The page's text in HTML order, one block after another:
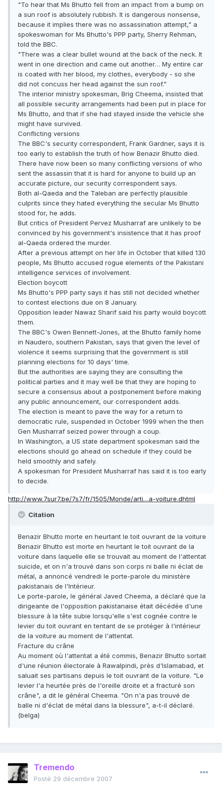
"To hear that Ms Bhutto fell from an impact from a bump on
a sun roof is absolutely rubbish. It is dangerous nonsense,
because it implies there was no assassination attempt," a
spokeswoman for Ms Bhutto's PPP party, Sherry Rehman,
told the BBC.
"There was a clear bullet wound at the back of the neck. It
went in one direction and came out another… My entire car
is coated with her blood, my clothes, everybody - so she
did not concuss her head against the sun roof."
The interior ministry spokesman, Brig Cheema, insisted that
all possible security arrangements had been put in place for
Ms Bhutto, and that if she had stayed inside the vehicle she
might have survived.
Conflicting versions
The BBC's security correspondent, Frank Gardner, says it is
too early to establish the truth of how Benazir Bhutto died.
There have now been so many conflicting versions of who
sent the assassin that it is hard for anyone to build up an
accurate picture, our security correspondent says.
Both al-Qaeda and the Taleban are perfectly plausible
culprits since they hated everything the secular Ms Bhutto
stood for, he adds.
But critics of President Pervez Musharraf are unlikely to be
convinced by his government's insistence that it has proof
al-Qaeda ordered the murder.
After a previous attempt on her life in October that killed 130
people, Ms Bhutto accused rogue elements of the Pakistani
intelligence services of involvement.
Election boycott
Ms Bhutto's PPP party says it has still not decided whether
to contest elections due on 8 January.
Opposition leader Nawaz Sharif said his party would boycott
them.
The BBC's Owen Bennett-Jones, at the Bhutto family home
in Naudero, southern Pakistan, says that given the level of
violence it seems surprising that the government is still
planning elections for 10 days' time.
But the authorities are saying they are consulting the
political parties and it may well be that they are hoping to
secure a consensus about a postponement before making
any public announcement, our correspondent adds.
The election is meant to pave the way for a return to
democratic rule, suspended in October 1999 when the then
Gen Musharraf seized power through a coup.
In Washington, a US state department spokesman said the
elections should go ahead on schedule if they could be
held smoothly and safely.
A spokesman for President Musharraf has said it is too early
to decide.
http://www.7sur7.be/7s7/fr/1505/Monde/arti…a-voiture.dhtml
Citation
Benazir Bhutto morte en heurtant le toit ouvrant de la voiture
Benazir Bhutto est morte en heurtant le toit ouvrant de la
voiture dans laquelle elle se trouvait au moment de l'attentat
suicide, et on n'a trouvé dans son corps ni balle ni éclat de
métal, a annoncé vendredi le porte-parole du ministère
pakistanais de l'Intérieur.
Le porte-parole, le général Javed Cheema, a déclaré que la
dirigeante de l'opposition pakistanaise était décédée d'une
blessure à la tête subie lorsqu'elle s'est cognée contre le
levier du toit ouvrant en tentant de se protéger à l'intérieur
de la voiture au moment de l'attentat.
Fracture du crâne
Au moment où l'attentat a été commis, Benazir Bhutto sortait
d'une réunion électorale à Rawalpindi, près d'Islamabad, et
saluait ses partisans depuis le toit ouvrant de la voiture. "Le
levier l'a heurtée près de l'oreille droite et a fracturé son
crâne", a dit le général Cheema. "On n'a pas trouvé de
balle ni d'éclat de métal dans la blessure", a-t-il déclaré.
(belga)
Tremendo
Posté 29 décembre 2007